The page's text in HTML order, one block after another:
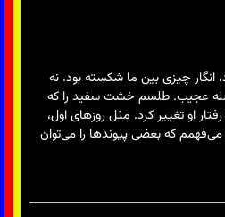
انگار چیزی بین ما شکسته بود. نه
عجیب. طلسم خشت سفید را که
او تغییر کرد. مثل روزهای اول،
که بعضی پیوندها را می‌توان